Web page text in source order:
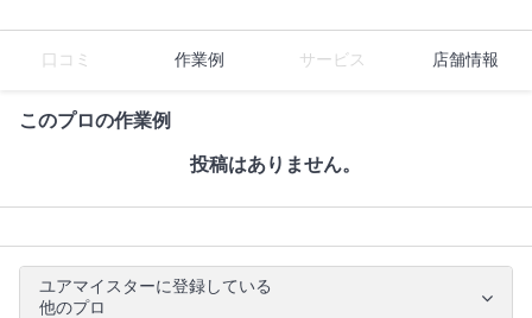
口コミ 作業例 サービス 店舗情報
このプロの作業例
投稿はありません。
ユアマイスターに登録している
他のプロ